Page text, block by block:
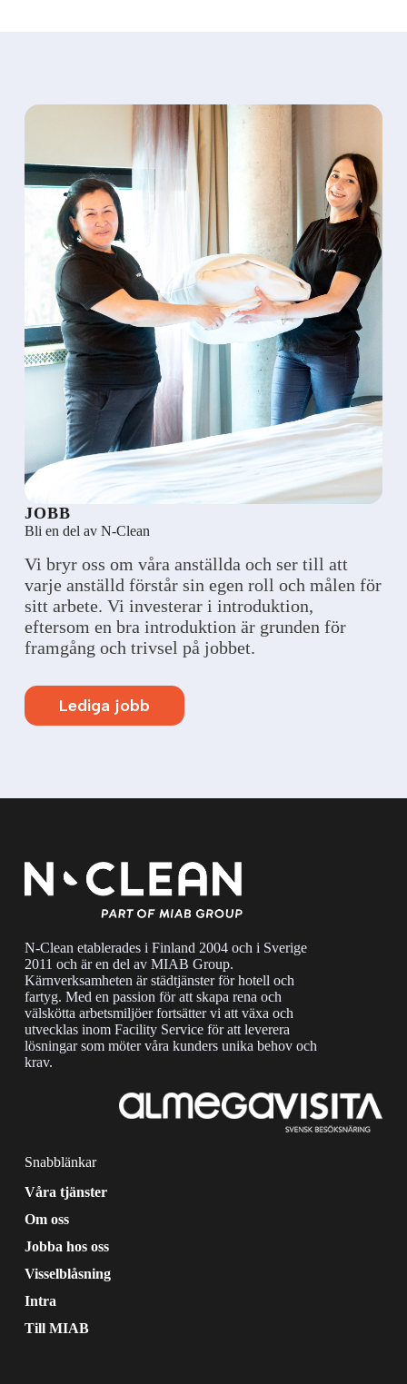
JOBB
Bli en del av N-Clean
Vi bryr oss om våra anställda och ser till att
varje anställd förstår sin egen roll och målen för
sitt arbete. Vi investerar i introduktion,
eftersom en bra introduktion är grunden för
framgång och trivsel på jobbet.
Lediga jobb
N-Clean etablerades i Finland 2004 och i Sverige
2011 och är en del av MIAB Group.
Kärnverksamheten är städtjänster för hotell och
fartyg. Med en passion för att skapa rena och
välskötta arbetsmiljöer fortsätter vi att växa och
utvecklas inom Facility Service för att leverera
lösningar som möter våra kunders unika behov och
krav.
Snabblänkar
Våra tjänster
Om oss
Jobba hos oss
Visselblåsning
Intra
Till MIAB